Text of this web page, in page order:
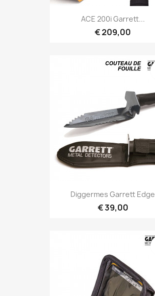
Snel bekijken
ACE 200i Garrett...
€ 209,00
Snel bekijken
Diggermes Garrett Edge
€ 39,00